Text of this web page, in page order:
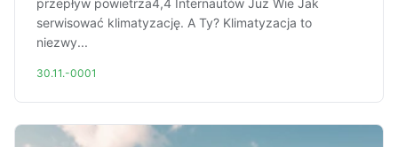
przepływ powietrza4,4 Internautów Już Wie Jak
serwisować klimatyzację. A Ty? Klimatyzacja to
niezwy...
30.11.-0001